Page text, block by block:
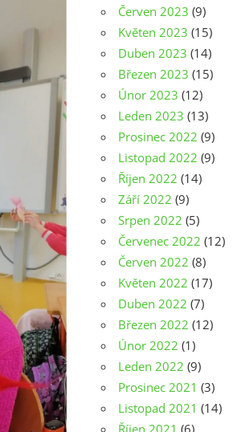
Červen 2023 (9)
Květen 2023 (15)
Duben 2023 (14)
Březen 2023 (15)
Únor 2023 (12)
Leden 2023 (13)
Prosinec 2022 (9)
Listopad 2022 (9)
Říjen 2022 (14)
Září 2022 (9)
Srpen 2022 (5)
Červenec 2022 (12)
Červen 2022 (8)
Květen 2022 (17)
Duben 2022 (7)
Březen 2022 (12)
Únor 2022 (1)
Leden 2022 (9)
Prosinec 2021 (3)
Listopad 2021 (14)